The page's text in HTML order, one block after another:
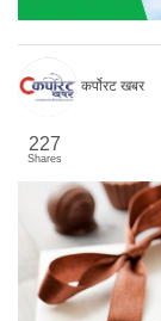
कर्पोरट खबर
227
Shares